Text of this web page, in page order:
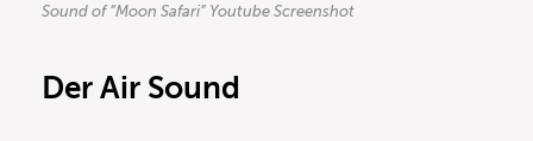
Sound of “Moon Safari” Youtube Screenshot
Der Air Sound